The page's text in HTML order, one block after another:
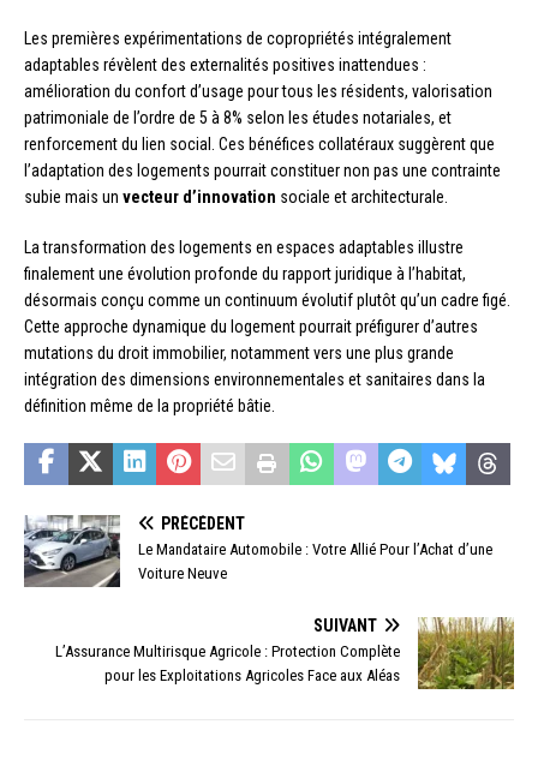
Les premières expérimentations de copropriétés intégralement
adaptables révèlent des externalités positives inattendues :
amélioration du confort d’usage pour tous les résidents, valorisation
patrimoniale de l’ordre de 5 à 8% selon les études notariales, et
renforcement du lien social. Ces bénéfices collatéraux suggèrent que
l’adaptation des logements pourrait constituer non pas une contrainte
subie mais un vecteur d’innovation sociale et architecturale.
La transformation des logements en espaces adaptables illustre
finalement une évolution profonde du rapport juridique à l’habitat,
désormais conçu comme un continuum évolutif plutôt qu’un cadre figé.
Cette approche dynamique du logement pourrait préfigurer d’autres
mutations du droit immobilier, notamment vers une plus grande
intégration des dimensions environnementales et sanitaires dans la
définition même de la propriété bâtie.
PRÉCÉDENT
Le Mandataire Automobile : Votre Allié Pour l’Achat d’une
Voiture Neuve
SUIVANT
L’Assurance Multirisque Agricole : Protection Complète
pour les Exploitations Agricoles Face aux Aléas